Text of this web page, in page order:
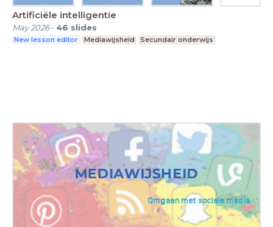
Artificiële intelligentie
May 2026- 46 slides
New lesson editor Mediawijsheid Secundair onderwijs